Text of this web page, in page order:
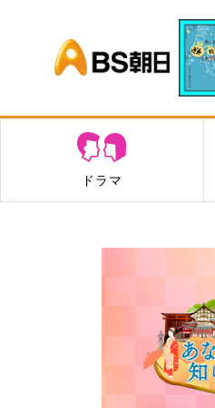
BS朝日
ドラマ